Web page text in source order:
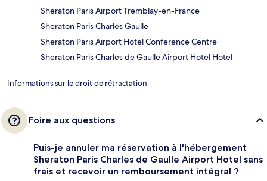
Sheraton Paris Airport Tremblay-en-France
Sheraton Paris Charles Gaulle
Sheraton Paris Airport Hotel Conference Centre
Sheraton Paris Charles de Gaulle Airport Hotel Hotel
Informations sur le droit de rétractation
Foire aux questions
Puis-je annuler ma réservation à l'hébergement
Sheraton Paris Charles de Gaulle Airport Hotel sans
frais et recevoir un remboursement intégral ?